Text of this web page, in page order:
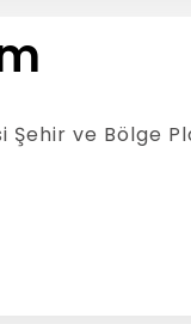
Şehir ve Bölge